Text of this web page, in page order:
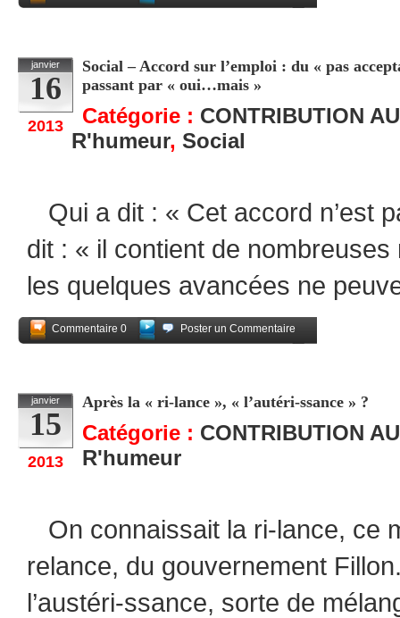
janvier
16
2013
Social – Accord sur l’emploi : du « pas
passant par « oui…mais »
Catégorie : CONTRIBUTION
R'humeur, Social
Qui a dit : « Cet accord n’est
dit : « il contient de
les quelques avancées ne
Commentaire 0
Poster un Commentaire
janvier
15
2013
Après la « ri-lance », « l’autéri-ssance » ?
Catégorie : CONTRIBUTION
R'humeur
On connaissait la ri-lance, ce
relance, du gouvernement
l’austéri-ssance, sorte de